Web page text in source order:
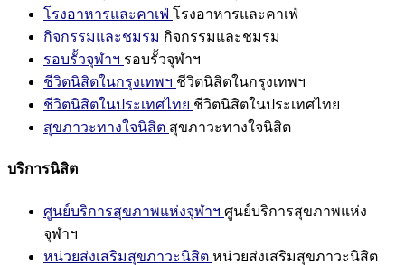
โรงอาหารและคาเฟ่ โรงอาหารและคาเฟ่
กิจกรรมและชมรม กิจกรรมและชมรม
รอบรั้วจุฬาฯ รอบรั้วจุฬาฯ
ชีวิตนิสิตในกรุงเทพฯ ชีวิตนิสิตในกรุงเทพฯ
ชีวิตนิสิตในประเทศไทย ชีวิตนิสิตในประเทศไทย
สุขภาวะทางใจนิสิต สุขภาวะทางใจนิสิต
บริการนิสิต
ศูนย์บริการสุขภาพแห่งจุฬาฯ ศูนย์บริการสุขภาพแห่ง
จุฬาฯ
หน่วยส่งเสริมสุขภาวะนิสิต หน่วยส่งเสริมสุขภาวะนิสิต